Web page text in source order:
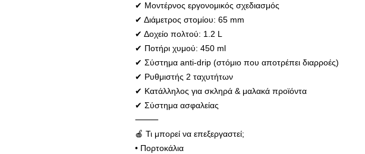
✔ Μοντέρνος εργονομικός σχεδιασμός
✔ Διάμετρος στομίου: 65 mm
✔ Δοχείο πολτού: 1.2 L
✔ Ποτήρι χυμού: 450 ml
✔ Σύστημα anti-drip (στόμιο που αποτρέπει διαρροές)
✔ Ρυθμιστής 2 ταχυτήτων
✔ Κατάλληλος για σκληρά & μαλακά προϊόντα
✔ Σύστημα ασφαλείας
⸻
🍎 Τι μπορεί να επεξεργαστεί;
• Πορτοκάλια